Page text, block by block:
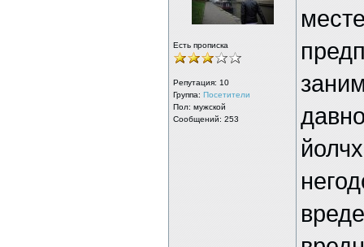
Есть прописка
Репутация: 10
Группа: Посетители
Пол: мужской
Сообщений: 253